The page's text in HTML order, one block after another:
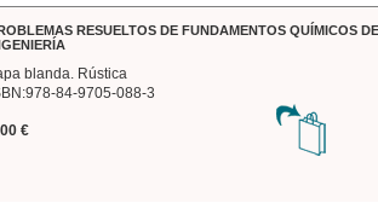
RESUELTOS DE FUNDAMENTOS QUÍMICOS
blanda. Rústica
84-9705-088-3
€